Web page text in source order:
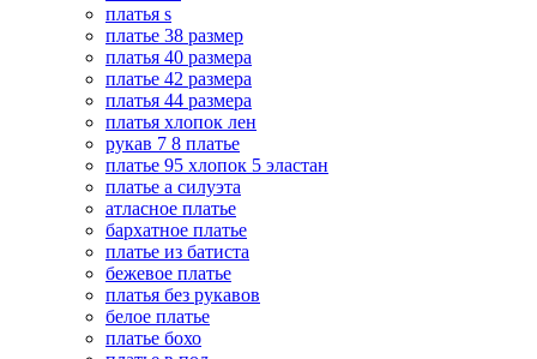
платья s
платье 38 размер
платья 40 размера
платье 42 размера
платья 44 размера
платья хлопок лен
рукав 7 8 платье
платье 95 хлопок 5 эластан
платье а силуэта
атласное платье
бархатное платье
платье из батиста
бежевое платье
платья без рукавов
белое платье
платье бохо